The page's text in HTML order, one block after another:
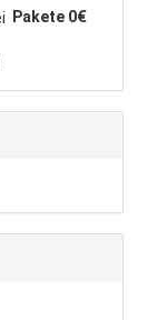
Pakete 0€